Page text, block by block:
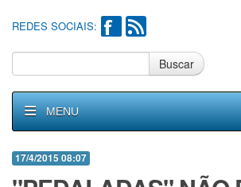
REDES SOCIAIS:
Buscar
MENU
17/4/2015 08:07